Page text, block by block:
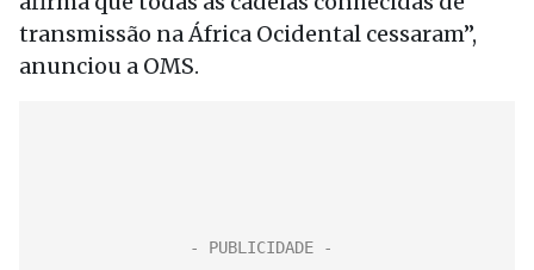
transmissão na África Ocidental cessaram”,
anunciou a OMS.